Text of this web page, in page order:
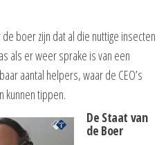
boer zijn dat al die nuttige insecten
als er weer sprake is van een
aantal helpers, waar de CEO’s
kunnen tippen.
De Staat van
de Boer